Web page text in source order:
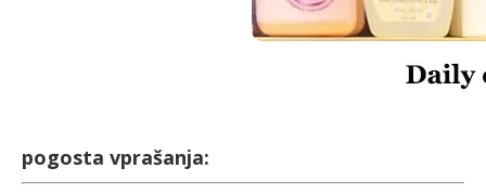
pogosta vprašanja: